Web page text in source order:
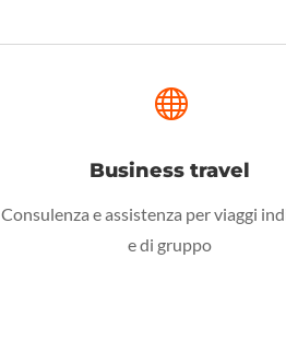

Business travel
Consulenza e assistenza per viaggi
e di gruppo